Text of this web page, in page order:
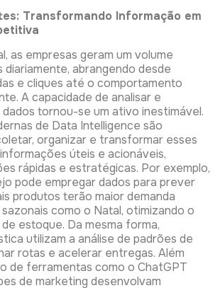
Transformando Informação em
as empresas geram um volume
diariamente, abrangendo desde
e cliques até o comportamento
A capacidade de analisar e
tornou-se um ativo inestimável.
de Data Intelligence são
organizar e transformar esses
úteis e acionáveis,
rápidas e estratégicas. Por exemplo,
pode empregar dados para prever
produtos terão maior demanda
como o Natal, otimizando o
estoque. Da mesma forma,
utilizam a análise de padrões de
rotas e acelerar entregas. Além
de ferramentas como o ChatGPT
de marketing desenvolvam